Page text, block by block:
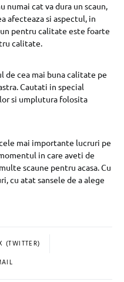
cat va dura un scaun,
afecteaza si aspectul, in
pentru calitate este foarte
calitate.
de cea mai buna calitate pe
Cautati in special
si umplutura folosita
mai importante lucruri pe
in care aveti de
scaune pentru acasa. Cu
cu atat sansele de a alege
(TWITTER)